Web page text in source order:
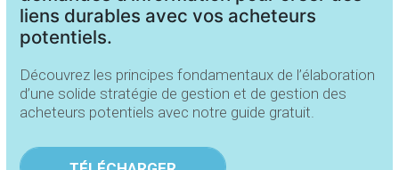
liens durables avec vos acheteurs
potentiels.
Découvrez les principes fondamentaux de l’élaboration
d’une solide stratégie de gestion et de gestion des
acheteurs potentiels avec notre guide gratuit.